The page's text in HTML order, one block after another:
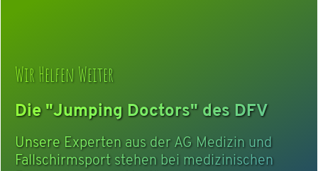
Wir Helfen Weiter
Die "Jumping Doctors" des DFV
Unsere Experten aus der AG Medizin und
Fallschirmsport stehen bei medizinischen